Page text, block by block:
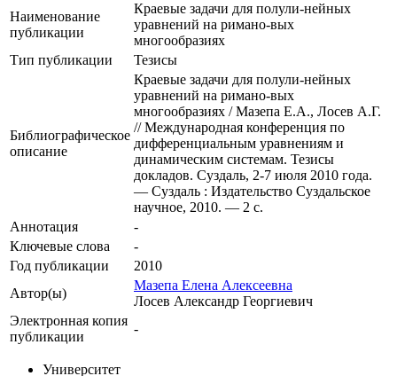
Наименование
публикации
Краевые задачи для полули-нейных
уравнений на римано-вых
многообразиях
Тип публикации
Тезисы
Библиографическое
описание
Краевые задачи для полули-нейных
уравнений на римано-вых
многообразиях / Мазепа Е.А., Лосев А.Г.
// Международная конференция по
дифференциальным уравнениям и
динамическим системам. Тезисы
докладов. Суздаль, 2-7 июля 2010 года.
— Суздаль : Издательство Суздальское
научное, 2010. — 2 с.
Аннотация
-
Ключевые cлова
-
Год публикации
2010
Автор(ы)
Мазепа Елена Алексеевна
Лосев Александр Георгиевич
Электронная копия
публикации
-
Университет